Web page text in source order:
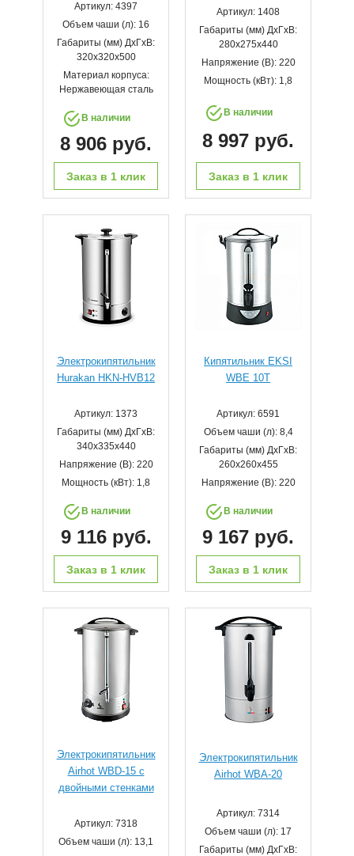
Артикул: 4397
Объем чаши (л): 16
Габариты (мм) ДхГхВ:
320х320х500
Материал корпуса:
Нержавеющая сталь
В наличии
8 906 руб.
Заказ в 1 клик
Артикул: 1408
Габариты (мм) ДхГхВ:
280х275х440
Напряжение (В): 220
Мощность (кВт): 1,8
В наличии
8 997 руб.
Заказ в 1 клик
Электрокипятильник
Hurakan HKN-HVB12
Артикул: 1373
Габариты (мм) ДхГхВ:
340х335х440
Напряжение (В): 220
Мощность (кВт): 1,8
В наличии
9 116 руб.
Заказ в 1 клик
Кипятильник EKSI
WBE 10T
Артикул: 6591
Объем чаши (л): 8,4
Габариты (мм) ДхГхВ:
260х260х455
Напряжение (В): 220
В наличии
9 167 руб.
Заказ в 1 клик
Электрокипятильник
Airhot WBD-15 с
двойными стенками
Артикул: 7318
Объем чаши (л): 13,1
Электрокипятильник
Airhot WBA-20
Артикул: 7314
Объем чаши (л): 17
Габариты (мм) ДхГхВ: